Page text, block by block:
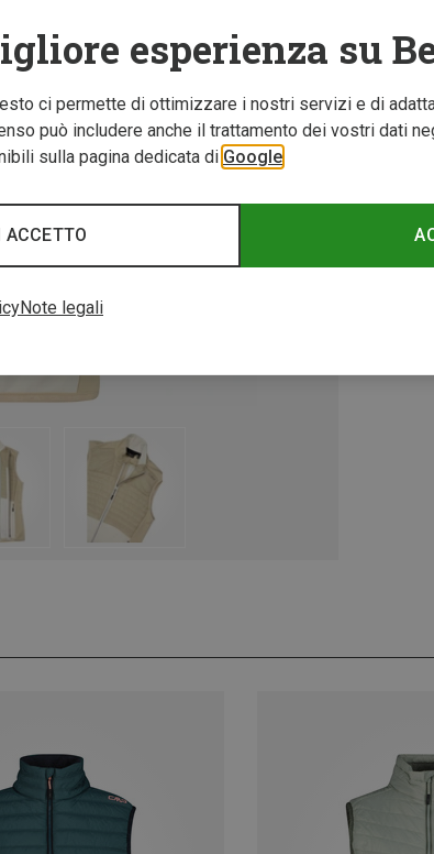
esperienza su
ci permette di ottimizzare i nostri servizi e di
può includere anche il trattamento dei vostri dati
sulla pagina dedicata di Google
ACCETTO
Note legali